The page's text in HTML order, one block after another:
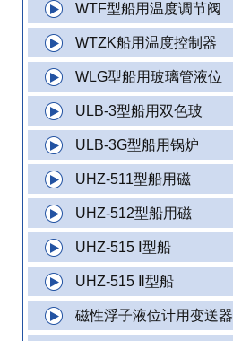
WTF型船用温度调节阀
WTZK船用温度控制器
WLG型船用玻璃管液位
ULB-3型船用双色玻
ULB-3G型船用锅炉
UHZ-511型船用磁
UHZ-512型船用磁
UHZ-515 Ⅰ型船
UHZ-515 Ⅱ型船
磁性浮子液位计用变送器